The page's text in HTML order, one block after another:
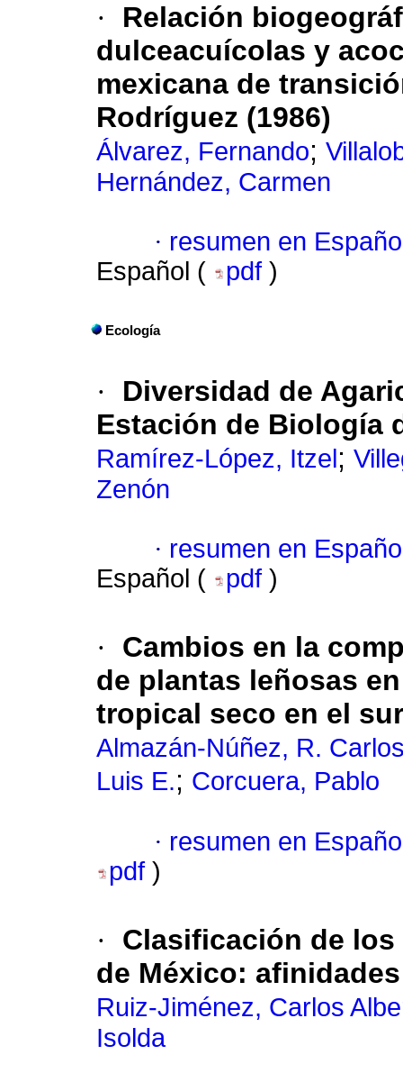
·
Relación
dulceacuícolas y
mexicana de
Rodríguez (1986)
Álvarez, Fernando;
Hernández, Carmen
· resumen en
Español (
pdf )
Ecología
·
Diversidad de
Estación de Biología
Ramírez-López, Itzel ;
Zenón
· resumen en
Español (
pdf )
·
Cambios en la
de plantas leñosas
tropical seco en el
Almazán-Núñez, R.
Luis E.; Corcuera, Pablo
· resumen en
pdf )
·
Clasificación de
de México:
Ruiz-Jiménez, Carlos
Isolda